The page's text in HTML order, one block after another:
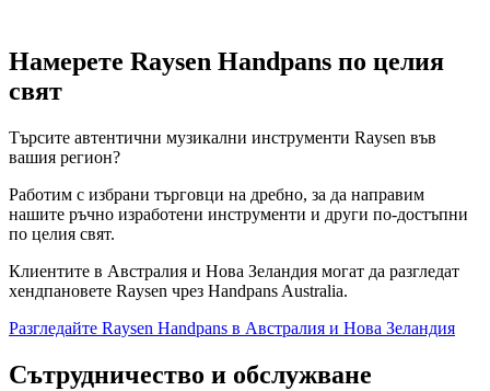
Намерете Raysen Handpans по целия
свят
Търсите автентични музикални инструменти Raysen във
вашия регион?
Работим с избрани търговци на дребно, за да направим
нашите ръчно изработени инструменти и други по-достъпни
по целия свят.
Клиентите в Австралия и Нова Зеландия могат да разгледат
хендпановете Raysen чрез Handpans Australia.
Разгледайте Raysen Handpans в Австралия и Нова Зеландия
Сътрудничество и обслужване